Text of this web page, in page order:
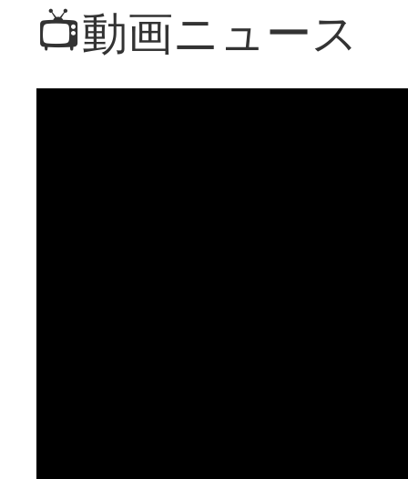
📺動画ニュース